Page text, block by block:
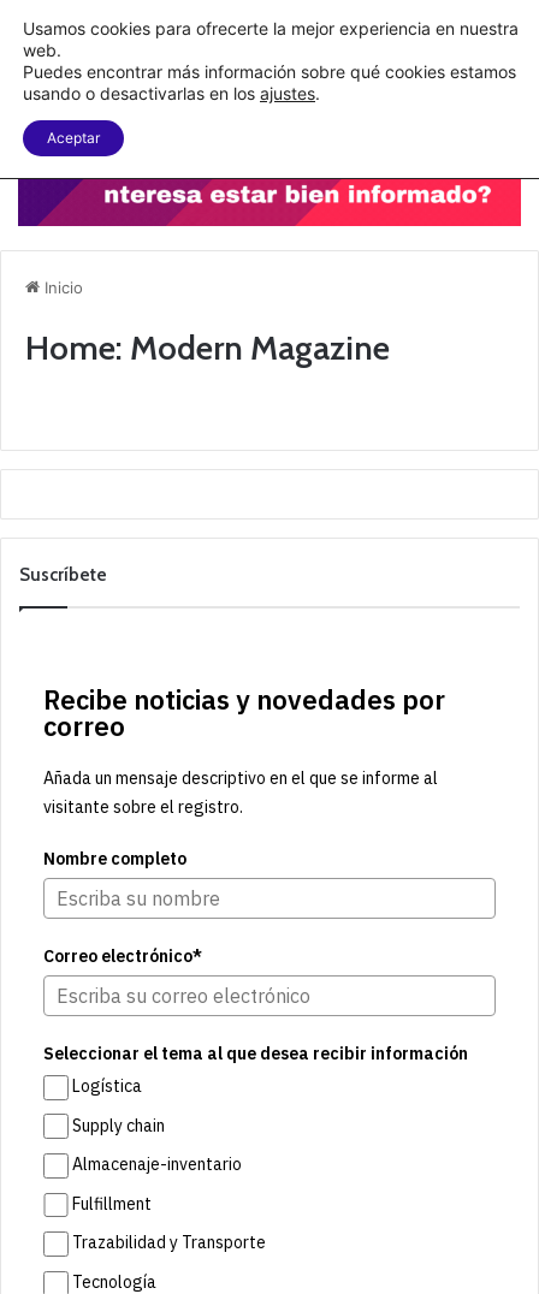
Nueva Ley Aduanera eleva el costo de los errores documentales
Menu
Inicio
Home: Modern Magazine
Suscríbete
Recibe noticias y novedades por
correo
Añada un mensaje descriptivo en el que se informe al
visitante sobre el registro.
Nombre completo
Correo electrónico*
Seleccionar el tema al que desea recibir información
Logística
Supply chain
Almacenaje-inventario
Fulfillment
Trazabilidad y Transporte
Tecnología
Usamos cookies para ofrecerte la mejor experiencia en nuestra
web.
Puedes encontrar más información sobre qué cookies estamos
usando o desactivarlas en los ajustes.
Aceptar